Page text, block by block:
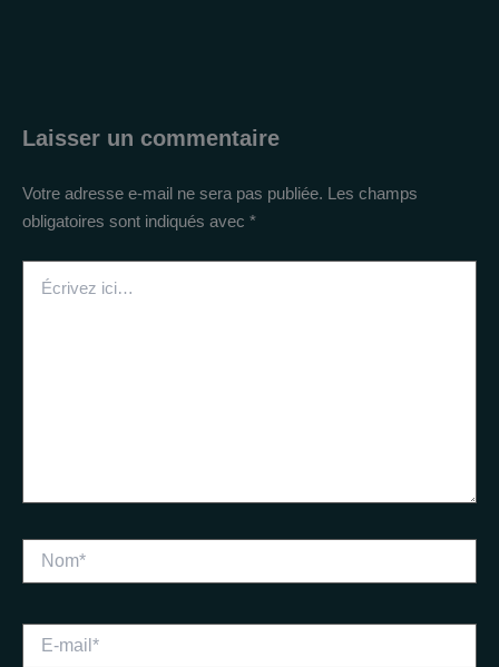
Laisser un commentaire
Votre adresse e-mail ne sera pas publiée. Les champs
obligatoires sont indiqués avec *
ici…
mail*